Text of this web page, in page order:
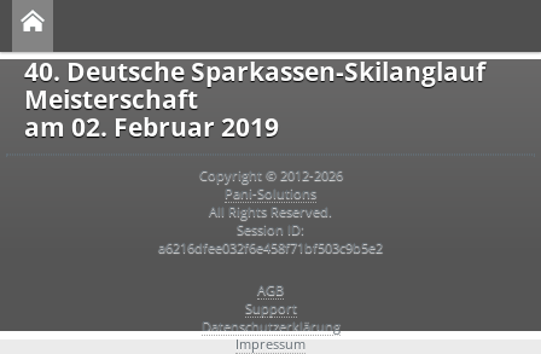
40. Deutsche Sparkassen-Skilanglauf
Meisterschaft
am 02. Februar 2019
Copyright © 2012-2026
Pani-Solutions
All Rights Reserved.
Session ID:
a6216dfee032f6e458f71bf503c9b5e2
AGB
Support
Datenschutzerklärung
Impressum